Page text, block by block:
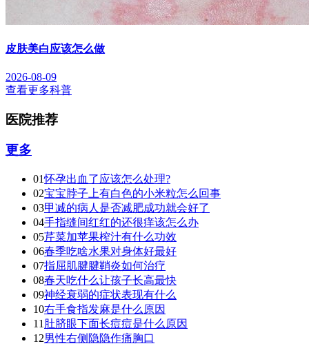
皮肤美白应该怎么做
2026-08-09
查看更多科普
医院推荐
更多
01怀孕出血了应该怎么处理?
02宝宝脖子上有白色的小米粒怎么回事
03甲减的病人是否减肥成功就会好了
04手指缝间红红的还很痒该怎么办
05芹菜加苹果榨汁有什么功效
06春季吃啥水果对身体好最好
07指屈肌腱腱鞘炎如何治疗
08春天吃什么让孩子长高最快
09神经衰弱的症状表现有什么
10右手食指发麻是什么原因
11 肚脐眼下面长痘痘是什么原因
12男性右侧隐隐作痛胸口